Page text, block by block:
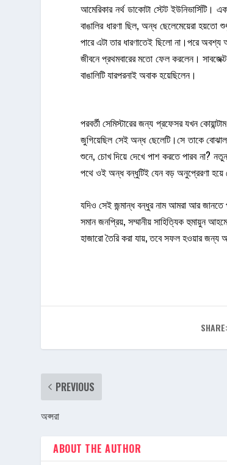
আমেরিকার নর্থ ডাকোটা স্টেট
বাঙালির ধারণা ছিল, অন্ধ ছেলেমেয়েরা
পারে এটা তার ধারণাতেই ছিলো না।পরে অবশ্য
জীবনে প্রথমবারের মতো ফেল করলেন।
বাঙালিটি যারপরনাই অবাক হয়েছিলেন।
পরবর্তী সেমিস্টারের জন্য প্রফেসর যখন
জুগিয়েছিল সেই অন্ধ ছেলেটি।সে তাকে বোঝাল
শুনে, চোখ দিয়ে দেখে পাশ করতে পারব না?
পথে ওই অন্ধ বন্ধুটিই যেন বড় অনুপ্রেরণা হয়ে
যদিও সেই জন্মান্ধ বন্ধুর নাম আমরা আর জানতে
সমান জনপ্রিয়, সম্মানীয় সাহিত্যিক হুমায়ুন
হাজারো তৈরি করা যায়, তবে সফল হওয়ার জন্য
SHARE:
PREVIOUS
অপ্সরা
ABOUT THE AUTHOR